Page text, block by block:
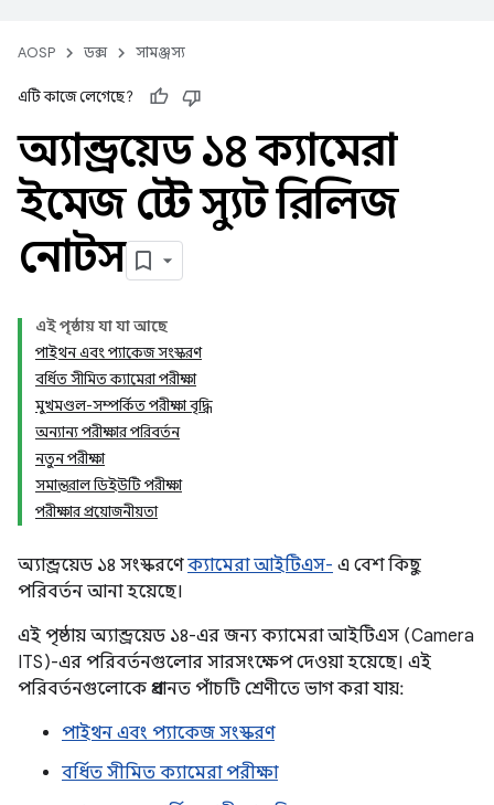
AOSP ডক্স সামঞ্জস্য
এটি কাজে লেগেছে?
অ্যান্ড্রয়েড ১৪ ক্যামেরা
ইমেজ টেস্ট স্যুট রিলিজ
নোটস
এই পৃষ্ঠায় যা যা আছে
পাইথন এবং প্যাকেজ সংস্করণ
বর্ধিত সীমিত ক্যামেরা পরীক্ষা
মুখমণ্ডল-সম্পর্কিত পরীক্ষা বৃদ্ধি
অন্যান্য পরীক্ষার পরিবর্তন
নতুন পরীক্ষা
সমান্তরাল ডিইউটি পরীক্ষা
পরীক্ষার প্রয়োজনীয়তা
অ্যান্ড্রয়েড ১৪ সংস্করণেক্যামেরা আইটিএস- এ বেশ কিছু
পরিবর্তন আনা হয়েছে।
এই পৃষ্ঠায় অ্যান্ড্রয়েড ১৪-এর জন্য ক্যামেরা আইটিএস (Camera
ITS)-এর পরিবর্তনগুলোর সারসংক্ষেপ দেওয়া হয়েছে। এই
পরিবর্তনগুলোকে প্রধানত পাঁচটি শ্রেণীতে ভাগ করা যায়:
পাইথন এবং প্যাকেজ সংস্করণ
বর্ধিত সীমিত ক্যামেরা পরীক্ষা